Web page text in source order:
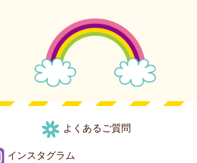
よくあるご質問
インスタグラム